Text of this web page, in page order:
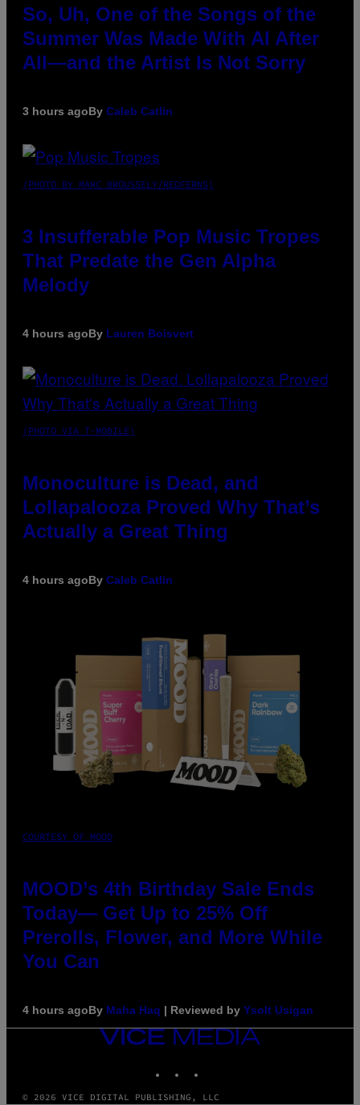
So, Uh, One of the Songs of the
Summer Was Made With AI After
All—and the Artist Is Not Sorry
3 hours agoBy Caleb Catlin
(PHOTO BY MARC BROUSSELY/REDFERNS)
3 Insufferable Pop Music Tropes
That Predate the Gen Alpha
Melody
4 hours agoBy Lauren Boisvert
(PHOTO VIA T-MOBILE)
Monoculture is Dead, and
Lollapalooza Proved Why That’s
Actually a Great Thing
4 hours agoBy Caleb Catlin
COURTESY OF MOOD
MOOD’s 4th Birthday Sale Ends
Today— Get Up to 25% Off
Prerolls, Flower, and More While
You Can
4 hours agoBy Maha Haq | Reviewed by Ysolt Usigan
VICE
MEDIA
© 2026 VICE DIGITAL PUBLISHING, LLC